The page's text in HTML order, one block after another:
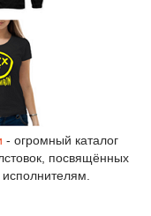
- огромный каталог
посвящённых